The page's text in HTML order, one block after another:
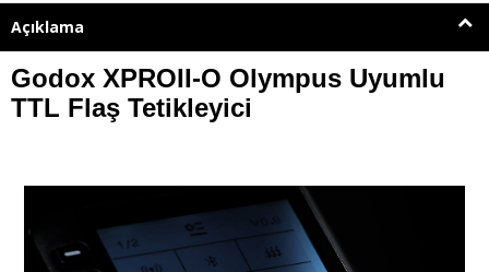
Açıklama
Godox XPROII-O Olympus Uyumlu
TTL Flaş Tetikleyici